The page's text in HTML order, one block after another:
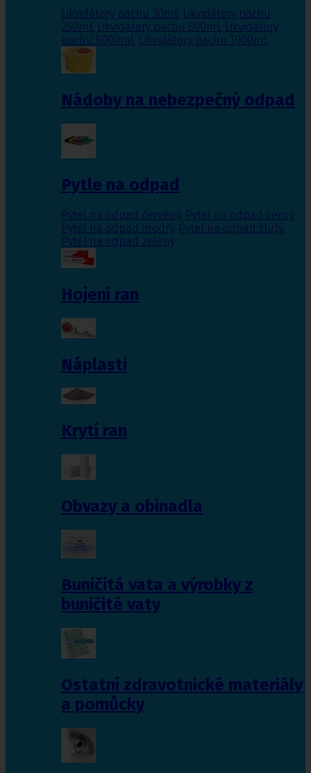
Likvidátory pachu 30ml, Likvidátory pachu
250ml, Likvidátory pachu 500ml, Likvidátory
pachu 5000ml, Likvidátory pachu 1000ml
Nádoby na nebezpečný odpad
Pytle na odpad
Pytel na odpad červený, Pytel na odpad černý,
Pytel na odpad modrý, Pytel na odpad žlutý,
Pytel na odpad zelený
Hojení ran
Náplasti
Krytí ran
Obvazy a obinadla
Buničitá vata a výrobky z
buničité vaty
Ostatní zdravotnické materiály
a pomůcky